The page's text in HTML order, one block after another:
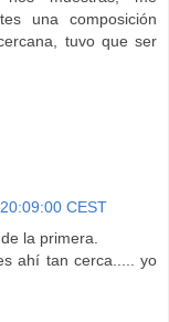
una composición
tuvo que ser
CEST
la primera.
ahí tan cerca..... yo